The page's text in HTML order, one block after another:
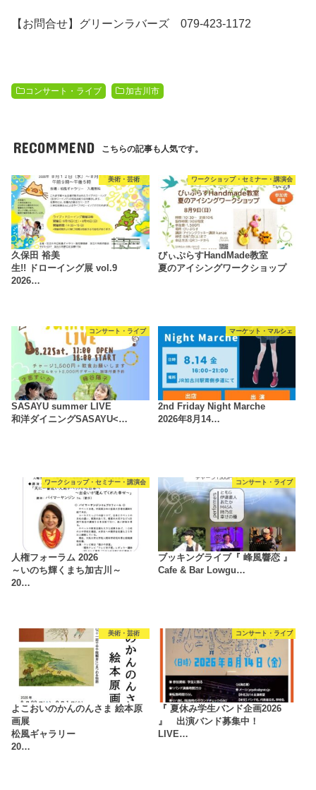
【お問合せ】グリーンラバーズ 079-423-1172
コンサート・ライブ 加古川市
RECOMMEND こちらの記事も人気です。
美術・芸術
久保田 裕美
生!! ドローイング展 vol.9
2026…
ワークショップ・セミナー・講演会
びぃぷらすHandMade教室
夏のアイシングワークショップ
コンサート・ライブ
SASAYU summer LIVE
和洋ダイニングSASAYU<…
マーケット・マルシェ
2nd Friday Night Marche
2026年8月14…
ワークショップ・セミナー・講演会
人権フォーラム 2026
～いのち輝くまち加古川～
20…
コンサート・ライブ
ブッキングライブ『 峰風響恋 』
Cafe & Bar Lowgu…
美術・芸術
よこおいのかんのんさま 絵本原
画展
松風ギャラリー
20…
コンサート・ライブ
『 夏休み学生バンド企画2026
』 出演バンド募集中！
LIVE…